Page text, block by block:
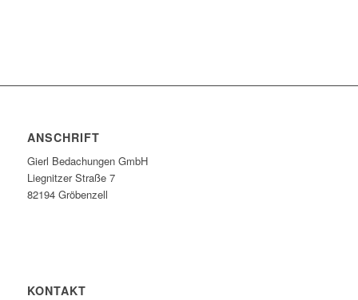
ANSCHRIFT
Gierl Bedachungen GmbH
Liegnitzer Straße 7
82194 Gröbenzell
KONTAKT